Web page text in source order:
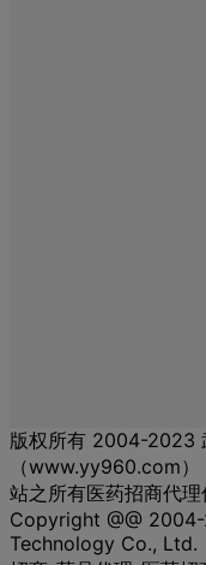
版权所有 2004-2023
（www.yy960.com
站之所有医药招商代理
Copyright @@
Technology Co., Ltd.